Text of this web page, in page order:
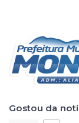
Gostou da